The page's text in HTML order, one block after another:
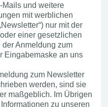
Mails und weitere
mit werblichen
nur mit der
einer gesetzlichen
Anmeldung zum
Eingabemaske an uns
zum Newsletter
werden, sind sie
maßgeblich. Im Übrigen
zu unseren